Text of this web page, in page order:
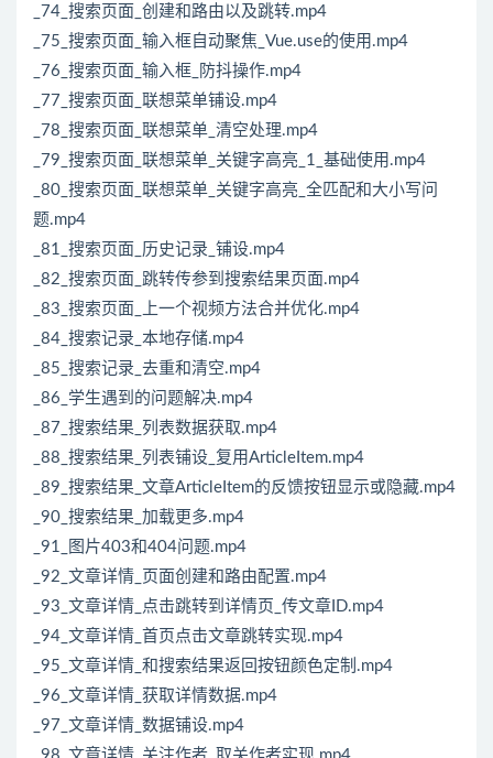
_74_搜索页面_创建和路由以及跳转.mp4
_75_搜索页面_输入框自动聚焦_Vue.use的使用.mp4
_76_搜索页面_输入框_防抖操作.mp4
_77_搜索页面_联想菜单铺设.mp4
_78_搜索页面_联想菜单_清空处理.mp4
_79_搜索页面_联想菜单_关键字高亮_1_基础使用.mp4
_80_搜索页面_联想菜单_关键字高亮_全匹配和大小写问
题.mp4
_81_搜索页面_历史记录_铺设.mp4
_82_搜索页面_跳转传参到搜索结果页面.mp4
_83_搜索页面_上一个视频方法合并优化.mp4
_84_搜索记录_本地存储.mp4
_85_搜索记录_去重和清空.mp4
_86_学生遇到的问题解决.mp4
_87_搜索结果_列表数据获取.mp4
_88_搜索结果_列表铺设_复用ArticleItem.mp4
_89_搜索结果_文章ArticleItem的反馈按钮显示或隐藏.mp4
_90_搜索结果_加载更多.mp4
_91_图片403和404问题.mp4
_92_文章详情_页面创建和路由配置.mp4
_93_文章详情_点击跳转到详情页_传文章ID.mp4
_94_文章详情_首页点击文章跳转实现.mp4
_95_文章详情_和搜索结果返回按钮颜色定制.mp4
_96_文章详情_获取详情数据.mp4
_97_文章详情_数据铺设.mp4